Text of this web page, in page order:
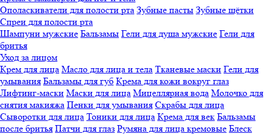
Ополаскиватели для полости рта Зубные пасты Зубные щётки
Спреи для полости рта
Шампуни мужские Бальзамы Гели для душа мужские Гели для
бритья
Уход за лицом
Крем для лица Масло для лица и тела Тканевые маски Гели для
умывания Бальзамы для губ Крема для кожи вокруг глаз
Лифтинг-маски Маски для лица Мицеллярная вода Молочко для
снятия макияжа Пенки для умывания Скрабы для лица
Сыворотки для лица Тоники для лица Крема для век Бальзамы
после бритья Патчи для глаз Румяна для лица кремовые Блеск